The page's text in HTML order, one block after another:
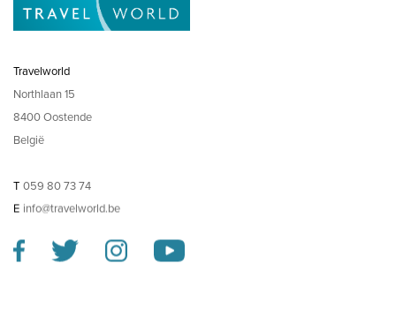
Travelworld
Northlaan 15
8400 Oostende
België
T 059 80 73 74
E info@travelworld.be